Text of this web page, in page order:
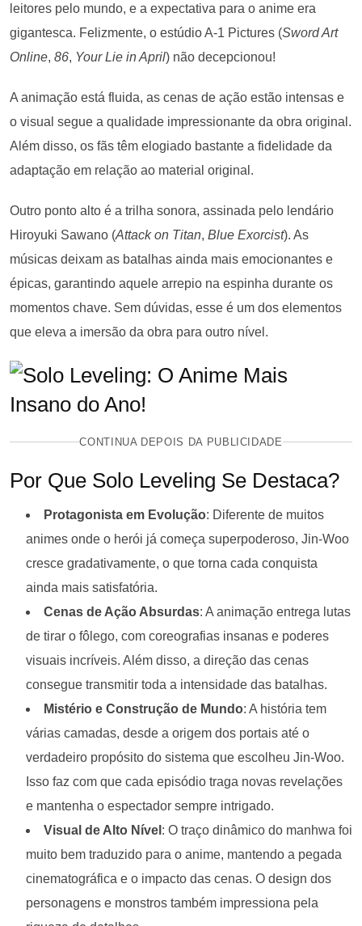
leitores pelo mundo, e a expectativa para o anime era
gigantesca. Felizmente, o estúdio A-1 Pictures (Sword Art
Online, 86, Your Lie in April) não decepcionou!
A animação está fluida, as cenas de ação estão intensas e
o visual segue a qualidade impressionante da obra original.
Além disso, os fãs têm elogiado bastante a fidelidade da
adaptação em relação ao material original.
Outro ponto alto é a trilha sonora, assinada pelo lendário
Hiroyuki Sawano (Attack on Titan, Blue Exorcist). As
músicas deixam as batalhas ainda mais emocionantes e
épicas, garantindo aquele arrepio na espinha durante os
momentos chave. Sem dúvidas, esse é um dos elementos
que eleva a imersão da obra para outro nível.
CONTINUA DEPOIS DA PUBLICIDADE
Por Que Solo Leveling Se Destaca?
Protagonista em Evolução: Diferente de muitos
animes onde o herói já começa superpoderoso, Jin-Woo
cresce gradativamente, o que torna cada conquista
ainda mais satisfatória.
Cenas de Ação Absurdas: A animação entrega lutas
de tirar o fôlego, com coreografias insanas e poderes
visuais incríveis. Além disso, a direção das cenas
consegue transmitir toda a intensidade das batalhas.
Mistério e Construção de Mundo: A história tem
várias camadas, desde a origem dos portais até o
verdadeiro propósito do sistema que escolheu Jin-Woo.
Isso faz com que cada episódio traga novas revelações
e mantenha o espectador sempre intrigado.
Visual de Alto Nível : O traço dinâmico do manhwa foi
muito bem traduzido para o anime, mantendo a pegada
cinematográfica e o impacto das cenas. O design dos
personagens e monstros também impressiona pela